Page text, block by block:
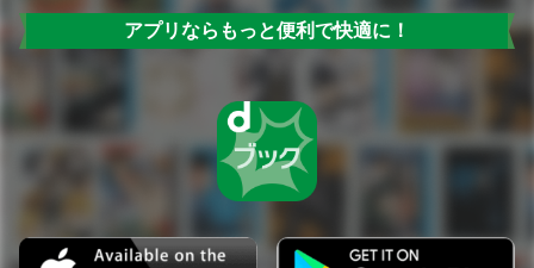
アプリならもっと便利で快適に！